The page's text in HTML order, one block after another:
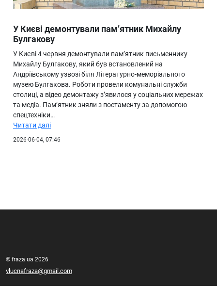
Ukraine
Про нас
У Києві демонтували пам’ятник Михайлу
Булгакову
У Києві 4 червня демонтували пам’ятник письменнику
Михайлу Булгакову, який був встановлений на
Андріївському узвозі біля Літературно-меморіального
музею Булгакова. Роботи провели комунальні служби
столиці, а відео демонтажу з’явилося у соціальних мережах
та медіа. Пам’ятник зняли з постаменту за допомогою
спецтехніки…
Читати далі
2026-06-04, 07:46
© fraza.ua 2026
vlucnafraza@gmail.com